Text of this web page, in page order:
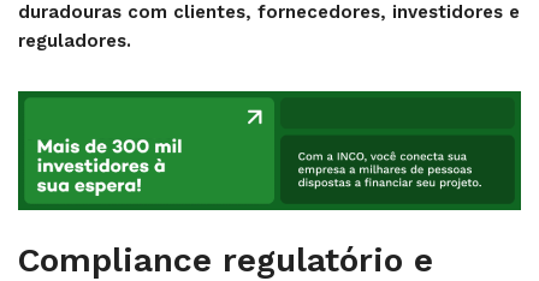
duradouras com clientes, fornecedores, investidores e
reguladores.
Compliance regulatório e